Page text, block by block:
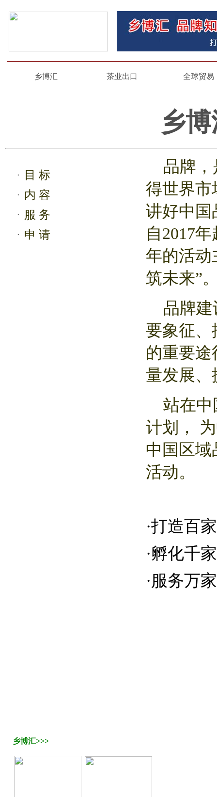
乡博汇 茶业出口 全球贸易
乡
· 目 标
· 内 容
· 服 务
· 申 请
品牌，
得世界市
讲好中国
自2017
年的活动
筑未来”
品牌建
要象征、
的重要
量发展、
站在中
计划，
中国区域
活动。
·打造百
·孵化千
·服务万
乡博汇>>>